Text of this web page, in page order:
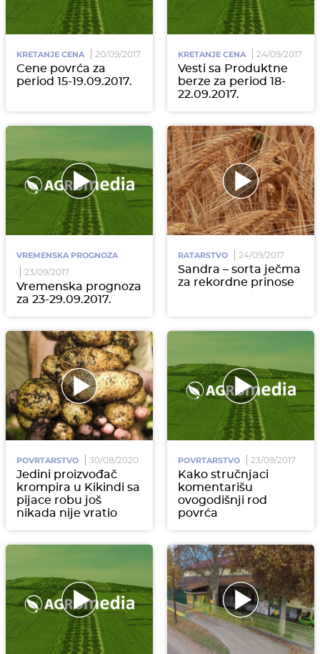
KRETANJE CENA 20/09/2017
Cene povrća za
period 15-19.09.2017.
KRETANJE CENA 24/09/2017
Vesti sa Produktne
berze za period 18-
22.09.2017.
VREMENSKA PROGNOZA
23/09/2017
Vremenska prognoza
za 23-29.09.2017.
RATARSTVO 24/09/2017
Sandra – sorta ječma
za rekordne prinose
POVRTARSTVO 30/08/2020
Jedini proizvođač
krompira u Kikindi sa
pijace robu još
nikada nije vratio
POVRTARSTVO 23/09/2017
Kako stručnjaci
komentarišu
ovogodišnji rod
povrća